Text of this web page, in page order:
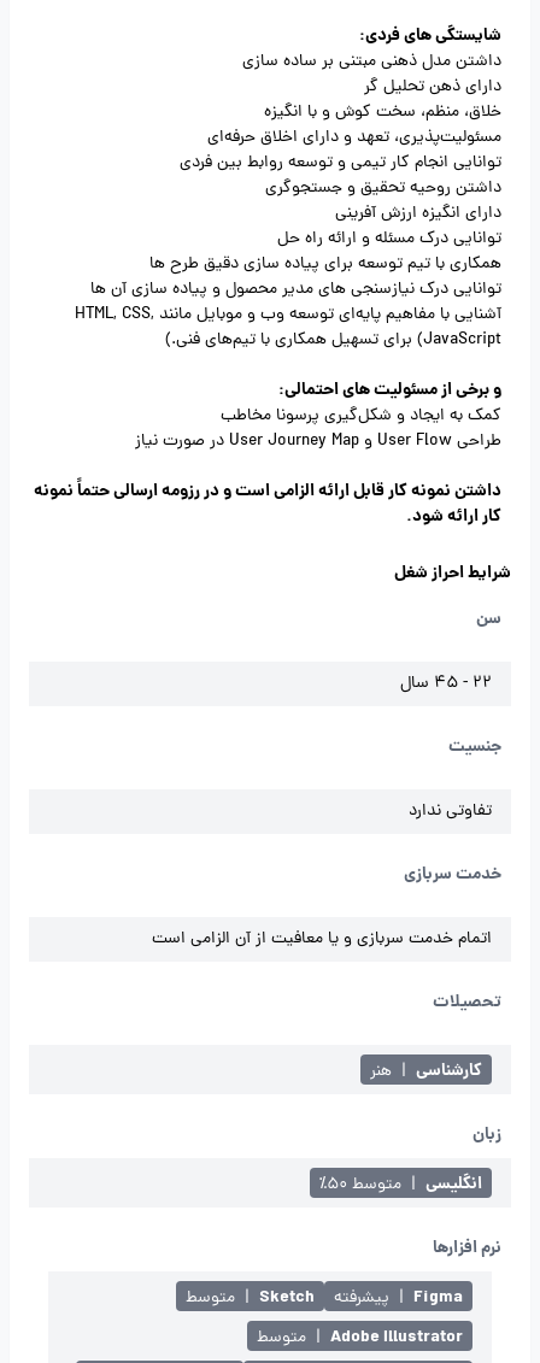
شایستگی های فردی:
داشتن مدل ذهنی مبتنی بر ساده سازی
دارای ‌‌ذهن تحلیل گر
خلاق، منظم، سخت کوش و با انگیزه
مسئولیت‌پذیری، تعهد و دارای اخلاق حرفه‌ای
توانایی انجام کار تیمی و توسعه روابط بین فردی
داشتن روحیه تحقیق و جستجوگری
دارای انگیزه ارزش آفرینی
توانایی درک مسئله و ارائه راه حل
همکاری با تیم توسعه برای پیاده سازی دقیق طرح ها
توانایی درک نیازسنجی های مدیر محصول و پیاده سازی آن ها
آشنایی با مفاهیم پایه‌ای توسعه وب و موبایل مانند HTML, CSS,
JavaScript) برای تسهیل همکاری با تیم‌های فنی.)
و برخی از مسئولیت های احتمالی:
کمک به ایجاد و شکل‌گیری پرسونا مخاطب
طراحی User Flow و User Journey Map در صورت نیاز
داشتن نمونه کار قابل ارائه الزامی است و در رزومه ارسالی حتماً نمونه
کار ارائه شود.
شرایط احراز شغل
سن
22 - 45 سال
جنسیت
تفاوتی ندارد
خدمت سربازی
اتمام خدمت سربازی و یا معافیت از آن الزامی است
تحصیلات
کارشناسی | هنر
زبان
انگلیسی | متوسط ۵۰٪
نرم افزارها
Figma
| پیشرفته Sketch
| متوسط
Adobe Illustrator
| متوسط